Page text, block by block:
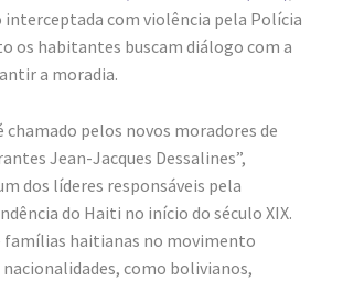
com violência pela Polícia
os habitantes buscam diálogo com a
a moradia.
chamado pelos novos moradores de
Jean-Jacques Dessalines”,
dos líderes responsáveis pela
do Haiti no início do século XIX.
famílias haitianas no movimento
como bolivianos,